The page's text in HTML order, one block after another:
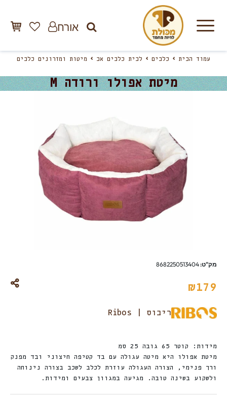
אורח
עמוד הבית כלבים לבית כלבים אב מיטות ומזרונים כלבים
מיטת אפולו ורודה M
מק"ט:8682250513404
₪179
ריבוס | Ribos
מידות: קוטר 65 גובה 25 סמ
מיטת אפולו היא מיטה עגולה עם בד קטיפה חיצוני ובד מפנק
ורך פנימי, הצורה העגולה עוזרת לכלב לשכב בצורה נינוחה
ולשקוע בשינה טובה. מגיעה במגוון צבעים ומידות.